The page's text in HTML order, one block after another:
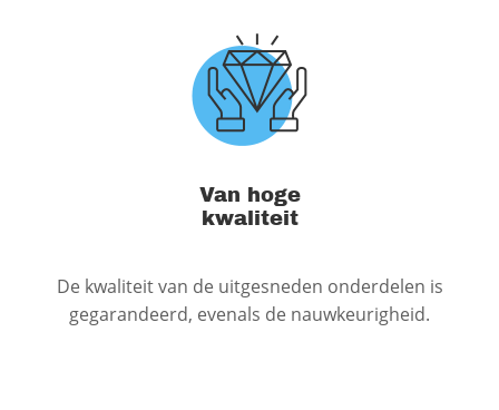
Van hoge
kwaliteit
De kwaliteit van de uitgesneden onderdelen is
gegarandeerd, evenals de nauwkeurigheid.